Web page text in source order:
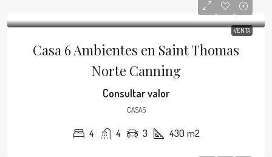
VENTA
Casa 6 Ambientes en Saint Thomas
Norte Canning
Consultar valor
CASAS
4 4 3 430 m2